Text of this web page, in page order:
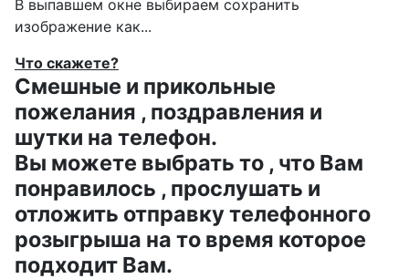
В выпавшем окне выбираем сохранить
изображение как...
Что скажете?
Смешные и прикольные
пожелания , поздравления и
шутки на телефон.
Вы можете выбрать то , что Вам
понравилось , прослушать и
отложить отправку телефонного
розыгрыша на то время которое
подходит Вам.